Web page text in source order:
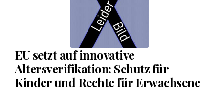
EU setzt auf innovative
Altersverifikation: Schutz für
Kinder und Rechte für Erwachsene